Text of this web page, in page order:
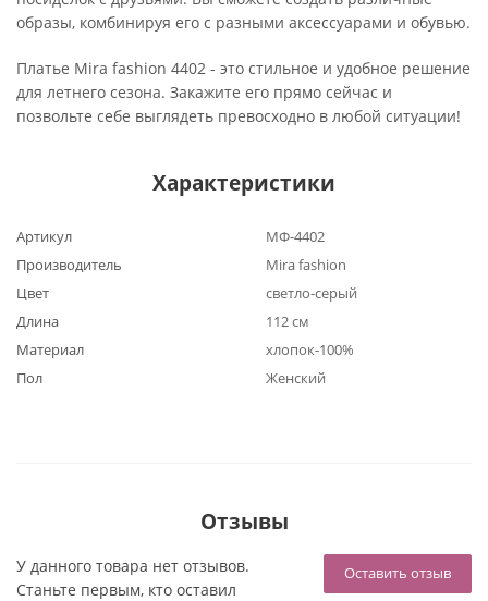
образы, комбинируя его с разными аксессуарами и обувью.
Платье Mira fashion 4402 - это стильное и удобное решение
для летнего сезона. Закажите его прямо сейчас и
позвольте себе выглядеть превосходно в любой ситуации!
Характеристики
Артикул
МФ-4402
Производитель
Mira fashion
Цвет
светло-серый
Длина
112 см
Материал
хлопок-100%
Пол
Женский
Отзывы
Оставить отзыв
У данного товара нет отзывов.
Станьте первым, кто оставил